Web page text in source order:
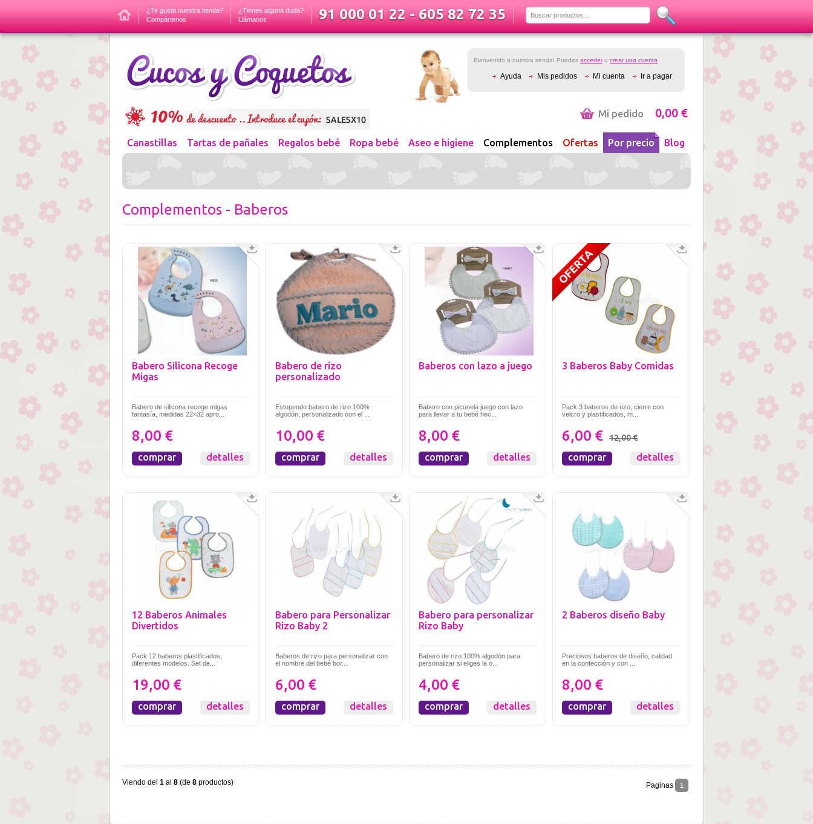
¿Te gusta nuestra tienda?
Compártenos
¿Tienes alguna duda?
Llámanos
91 000 01 22 - 605 82 72 35
Bienvenido a nuestra tienda! Puedes accedero crear una cuenta
Ayuda Mis pedidos Mi cuenta Ir a pagar
Mi pedido 0,00 €
Canastillas Tartas de pañales Regalos bebé Ropa bebé Aseo e higiene Complementos Ofertas Por precio Blog
Complementos - Baberos
Babero Silicona Recoge
Migas
Babero de silicona recoge migas
fantasía, medidas 22×32 apro...
8,00 €
comprar detalles
Babero de rizo
personalizado
Estupendo babero de rizo 100%
algodón, personalizado con el ...
10,00 €
comprar detalles
Baberos con lazo a juego
Babero con picunela juego con lazo
para llevar a tu bebé hec...
8,00 €
comprar detalles
3 Baberos Baby Comidas
Pack 3 baberos de rizo, cierre con
velcro y plastificados, m...
6,00 € 12,00 €
comprar detalles
12 Baberos Animales
Divertidos
Pack 12 baberos plastificados,
diferentes modelos. Set de...
19,00 €
comprar detalles
Babero para Personalizar
Rizo Baby 2
Baberos de rizo para personalizar con
el nombre del bebé bor...
6,00 €
comprar detalles
Babero para personalizar
Rizo Baby
Babero de rizo 100% algodón para
personalizar si eliges la o...
4,00 €
comprar detalles
2 Baberos diseño Baby
Preciosos baberos de diseño, calidad
en la confección y con ...
8,00 €
comprar detalles
Viendo del 1 al 8 (de 8 productos) Paginas 1